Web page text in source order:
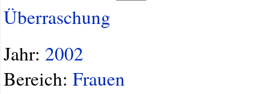
Überraschung
Jahr: 2002
Bereich: Frauen